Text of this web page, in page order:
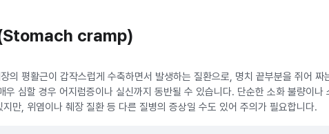
cramp)
의 평활근이 갑작스럽게 수축하면서 발생하는 질환으로, 명치 끝부분을 쥐어 짜
우 심할 경우 어지럼증이나 실신까지 동반될 수 있습니다. 단순한 소화 불량이나
지만, 위염이나 췌장 질환 등 다른 질병의 증상일 수도 있어 주의가 필요합니다.